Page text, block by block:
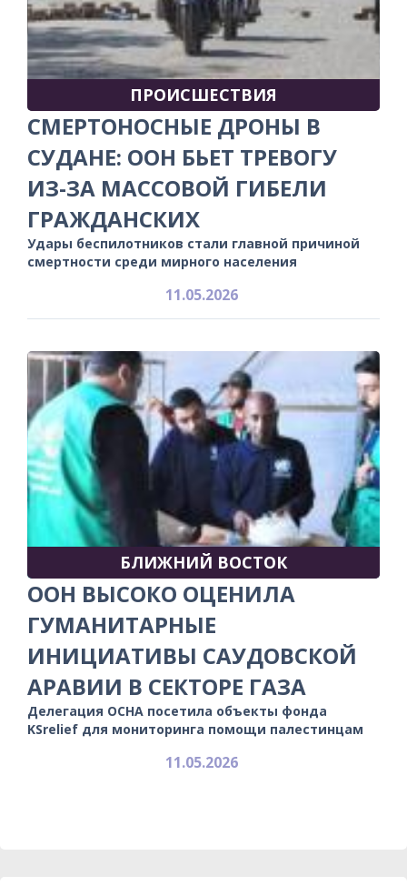
ПРОИСШЕСТВИЯ
СМЕРТОНОСНЫЕ ДРОНЫ В
СУДАНЕ: ООН БЬЕТ ТРЕВОГУ
ИЗ-ЗА МАССОВОЙ ГИБЕЛИ
ГРАЖДАНСКИХ
Удары беспилотников стали главной причиной
смертности среди мирного населения
11.05.2026
БЛИЖНИЙ ВОСТОК
ООН ВЫСОКО ОЦЕНИЛА
ГУМАНИТАРНЫЕ
ИНИЦИАТИВЫ САУДОВСКОЙ
АРАВИИ В СЕКТОРЕ ГАЗА
Делегация OCHA посетила объекты фонда
KSrelief для мониторинга помощи палестинцам
11.05.2026